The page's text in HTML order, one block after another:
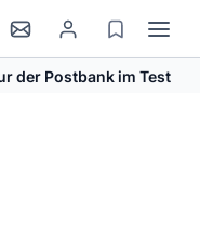
der Postbank im Test